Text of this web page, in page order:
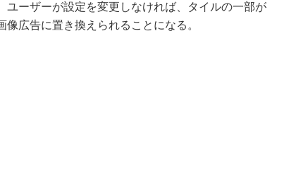
ユーザーが設定を変更しなければ、タイルの一部が
広告に置き換えられることになる。